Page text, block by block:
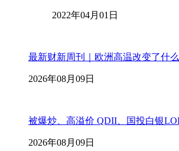
2022年04月01日
最新财新周刊｜欧洲高温改变了什
2026年08月09日
被爆炒、高溢价 QDII、国投白银
2026年08月09日